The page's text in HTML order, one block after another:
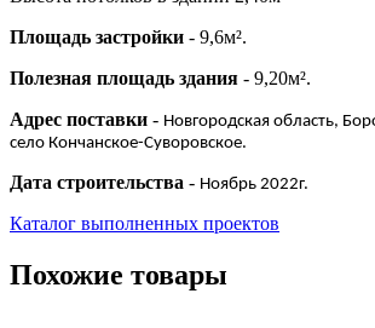
Площадь застройки - 9,6м².
Полезная площадь здания - 9,20м².
Адрес поставки - Новгородская область,
село Кончанское-Суворовское.
Дата строительства - Ноябрь 2022г.
Каталог выполненных проектов
Похожие товары